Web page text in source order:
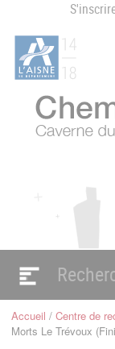
contenu
principal
Menu
du
compte
l'utilisateur
Navigation
principale
Fil
Accueil Centre de
Morts Le Trévoux